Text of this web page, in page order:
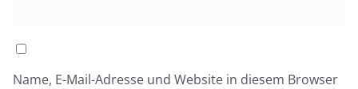
Name, E-Mail-Adresse und Website in diesem Browser